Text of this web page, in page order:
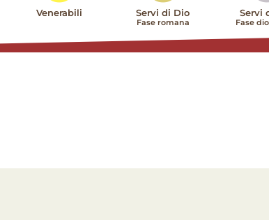
Venerabili Servi di Dio
Fase romana
Servi
Fase